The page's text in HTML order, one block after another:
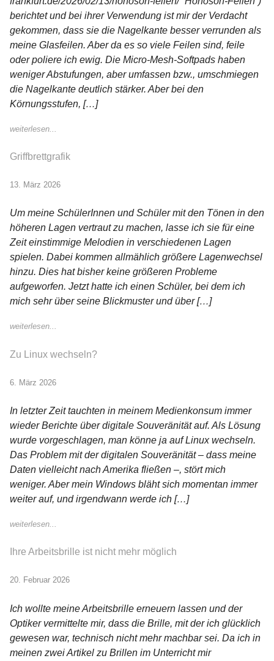
berichtet und bei ihrer Verwendung ist mir der Verdacht
gekommen, dass sie die Nagelkante besser verrunden als
meine Glasfeilen. Aber da es so viele Feilen sind, feile
oder poliere ich ewig. Die Micro-Mesh-Softpads haben
weniger Abstufungen, aber umfassen bzw., umschmiegen
die Nagelkante deutlich stärker. Aber bei den
Körnungsstufen, […]
weiterlesen...
Griffbrettgrafik
13. März 2026
Um meine SchülerInnen und Schüler mit den Tönen in den
höheren Lagen vertraut zu machen, lasse ich sie für eine
Zeit einstimmige Melodien in verschiedenen Lagen
spielen. Dabei kommen allmählich größere Lagenwechsel
hinzu. Dies hat bisher keine größeren Probleme
aufgeworfen. Jetzt hatte ich einen Schüler, bei dem ich
mich sehr über seine Blickmuster und über […]
weiterlesen...
Zu Linux wechseln?
6. März 2026
In letzter Zeit tauchten in meinem Medienkonsum immer
wieder Berichte über digitale Souveränität auf. Als Lösung
wurde vorgeschlagen, man könne ja auf Linux wechseln.
Das Problem mit der digitalen Souveränität – dass meine
Daten vielleicht nach Amerika fließen –, stört mich
weniger. Aber mein Windows bläht sich momentan immer
weiter auf, und irgendwann werde ich […]
weiterlesen...
Ihre Arbeitsbrille ist nicht mehr möglich
20. Februar 2026
Ich wollte meine Arbeitsbrille erneuern lassen und der
Optiker vermittelte mir, dass die Brille, mit der ich glücklich
gewesen war, technisch nicht mehr machbar sei. Da ich in
meinen zwei Artikel zu Brillen im Unterricht mir